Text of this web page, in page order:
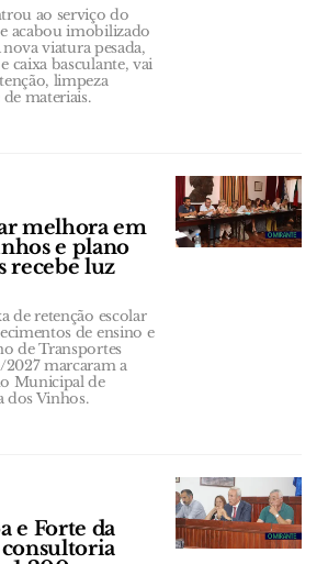
ao serviço do
acabou imobilizado
viatura pesada,
caixa basculante, vai
limpeza
materiais.
melhora em
e plano
recebe luz
de retenção escolar
de ensino e
de Transportes
2027 marcaram a
Municipal de
dos Vinhos.
e Forte da
consultoria